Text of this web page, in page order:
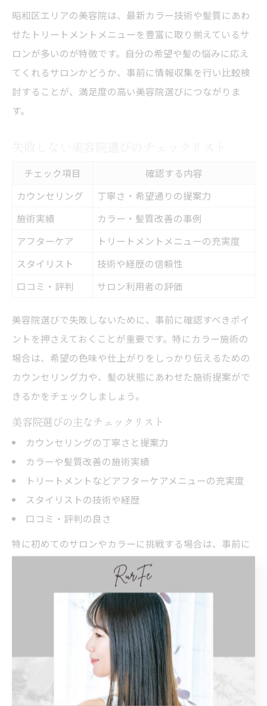
昭和区エリアの美容院は、最新カラー技術や髪質にあわ
せたトリートメントメニューを豊富に取り揃えているサ
ロンが多いのが特徴です。自分の希望や髪の悩みに応え
てくれるサロンかどうか、事前に情報収集を行い比較検
討することが、満足度の高い美容院選びにつながりま
す。
チェック項目
確認する内容
カウンセリング
丁寧さ・希望通りの提案力
施術実績
カラー・髪質改善の事例
アフターケア
トリートメントメニューの充実度
スタイリスト
技術や経歴の信頼性
口コミ・評判
サロン利用者の評価
美容院選びで失敗しないために、事前に確認すべきポイ
ントを押さえておくことが重要です。特にカラー施術の
場合は、希望の色味や仕上がりをしっかり伝えるための
カウンセリング力や、髪の状態にあわせた施術提案がで
きるかをチェックしましょう。
美容院選びの主なチェックリスト
カウンセリングの丁寧さと提案力
カラーや髪質改善の施術実績
トリートメントなどアフターケアメニューの充実度
スタイリストの技術や経歴
口コミ・評判の良さ
特に初めてのサロンやカラーに挑戦する場合は、事前に
サロンの公式サイトやSNSで施術事例を確認し、理想の
スタイルに近い実績があるかをチェックするのがおすす
めです。万一の希望とのズレを防ぐためにも、納得でき
るまで相談できるサロンを選びましょう。
カウンセリング重視の美容院が安心な理由
カラー施術で満足できる仕上がりを得るには、カウンセ
リングが最も重要な工程です。昭和区の美容院でも、丁